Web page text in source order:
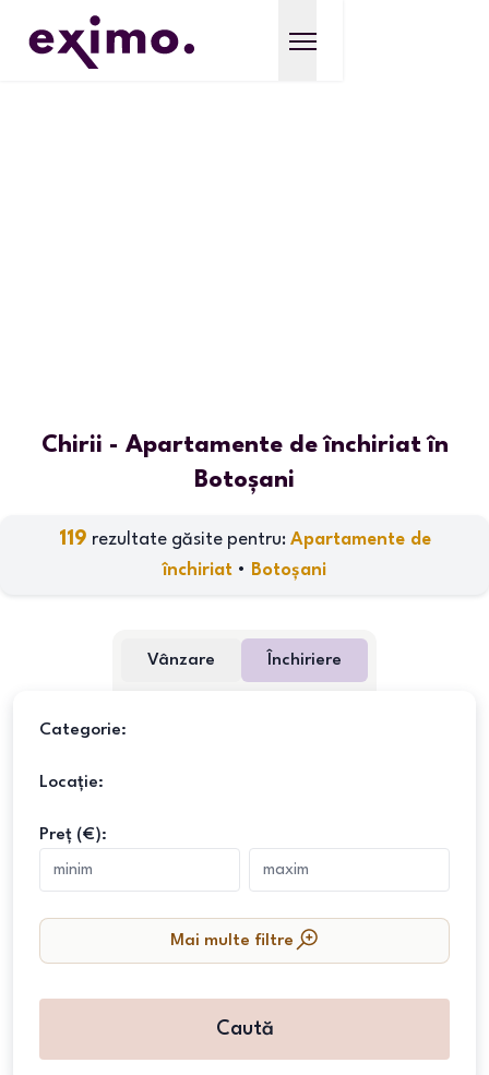
Chirii - Apartamente de închiriat în
Botoșani
119 rezultate găsite pentru: Apartamente de
închiriat • Botoșani
Vânzare Închiriere
Categorie:
Locație:
Preț (€):
Mai multe filtre
Caută